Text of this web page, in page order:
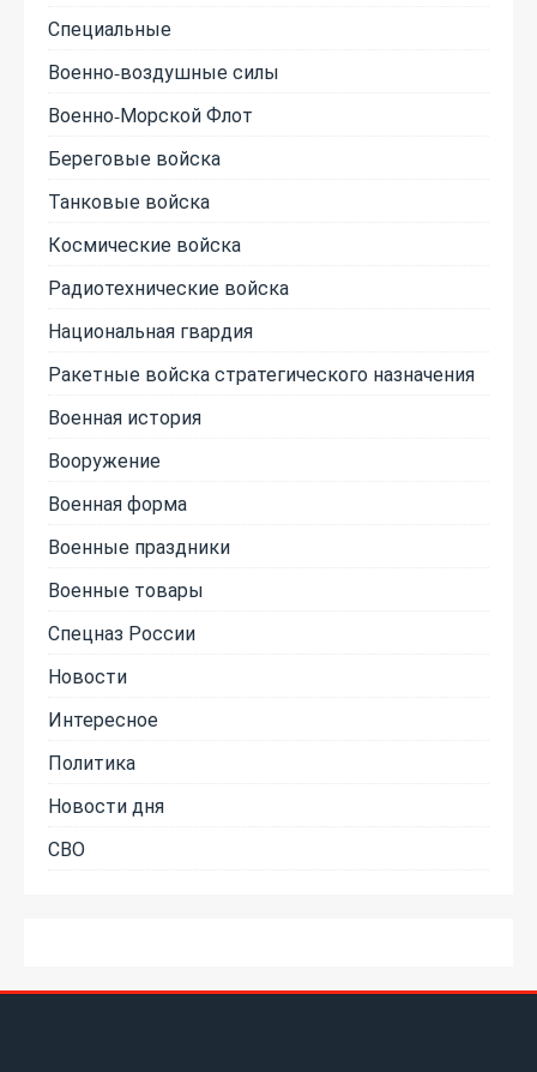
Специальные
Военно-воздушные силы
Военно-Морской Флот
Береговые войска
Танковые войска
Космические войска
Радиотехнические войска
Национальная гвардия
Ракетные войска стратегического назначения
Военная история
Вооружение
Военная форма
Военные праздники
Военные товары
Спецназ России
Новости
Интересное
Политика
Новости дня
СВО